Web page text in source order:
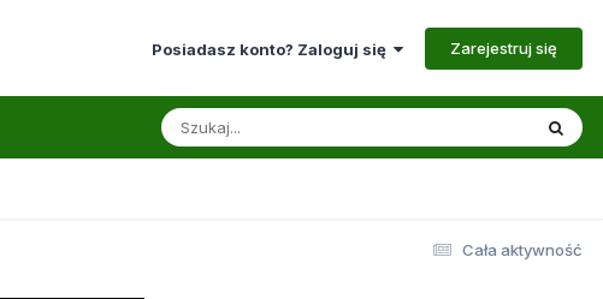
Posiadasz konto? Zaloguj się Zarejestruj się
Cała aktywność